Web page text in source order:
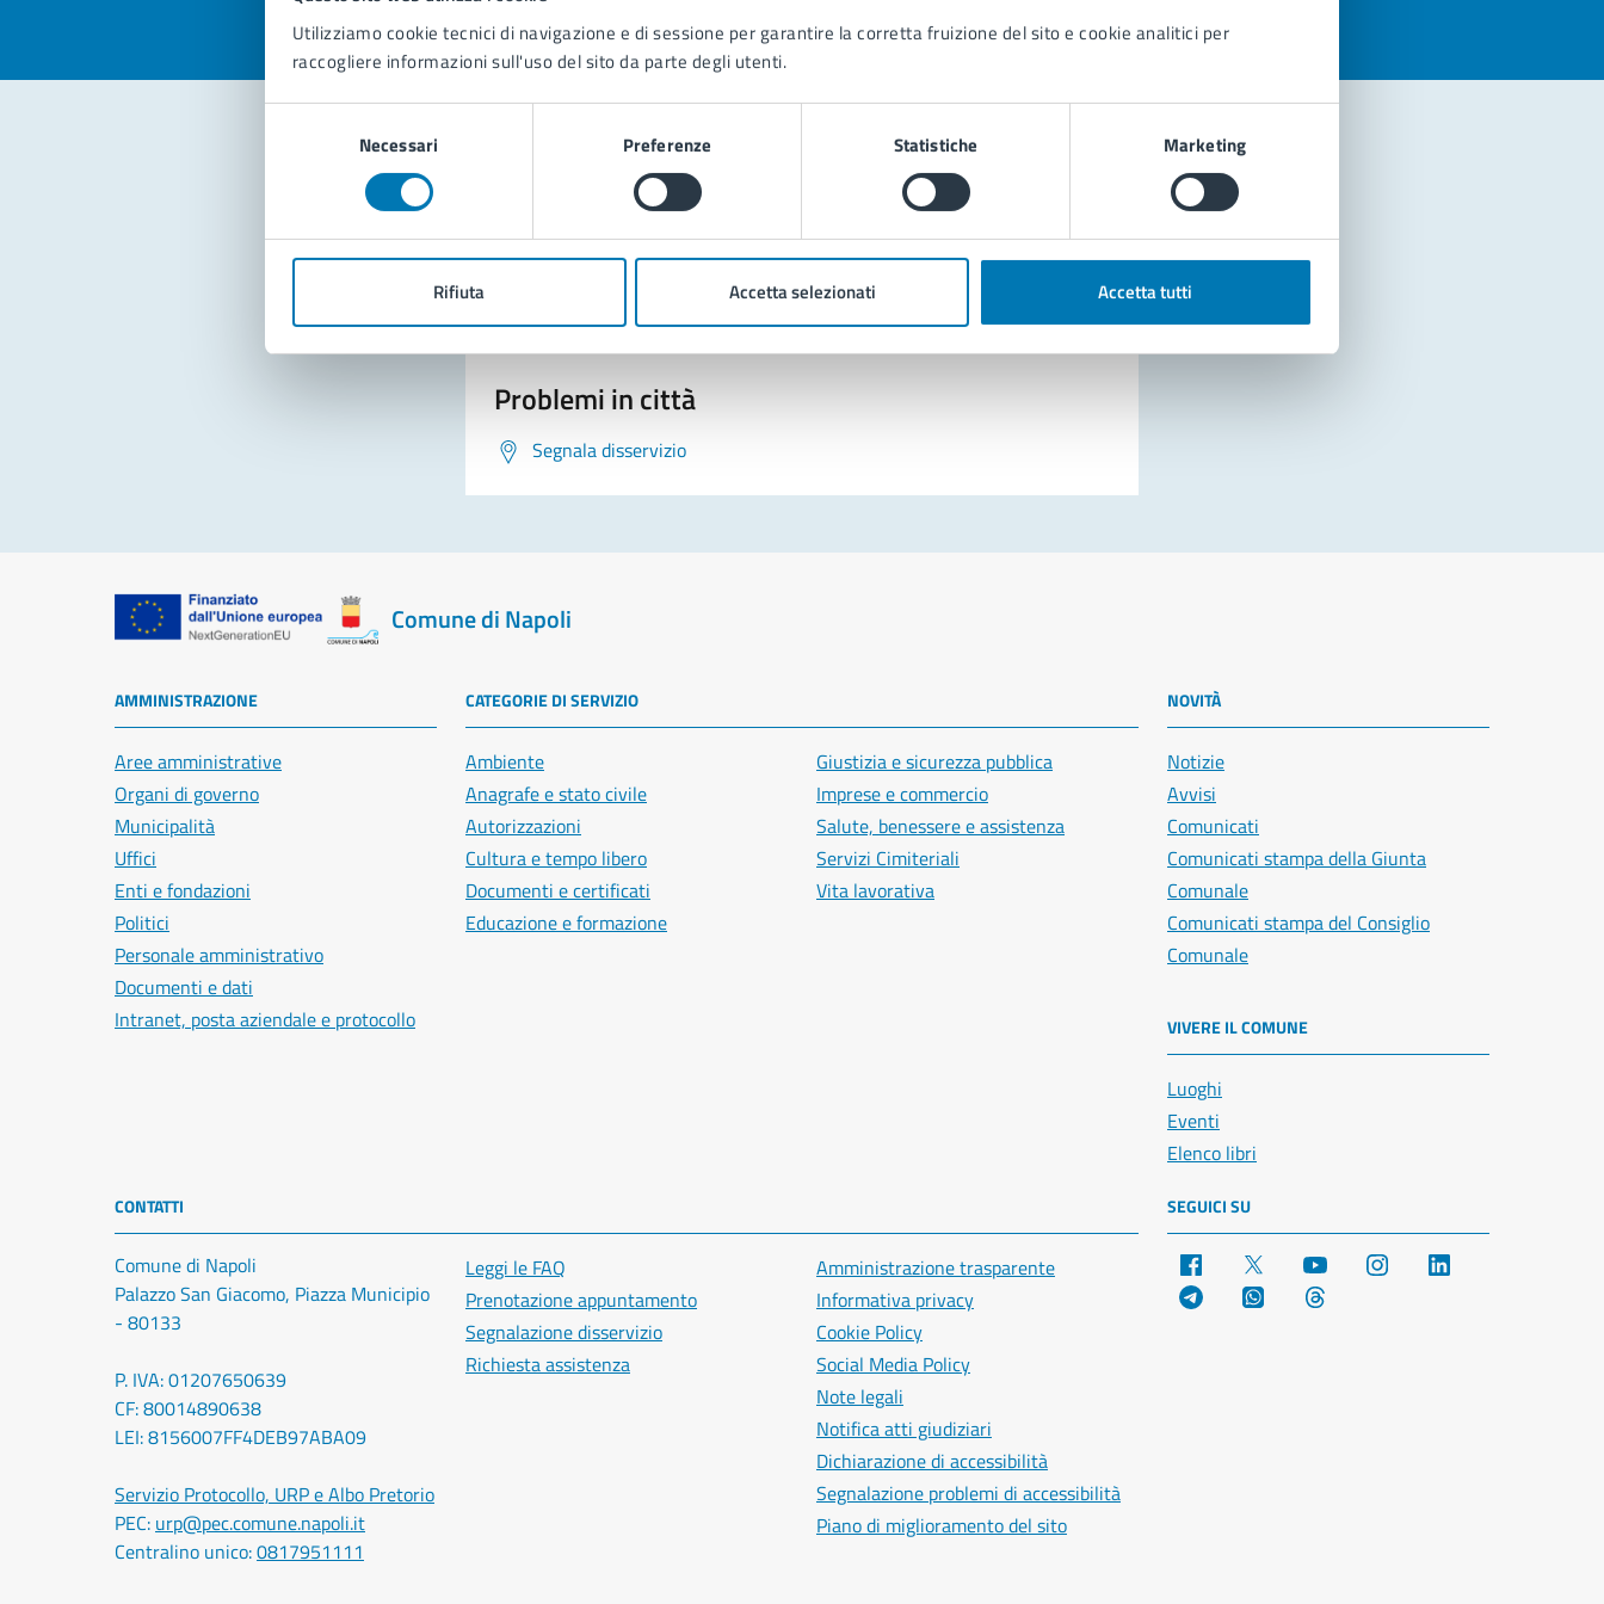
Utilizziamo cookie tecnici di navigazione e di sessione per garantire la corretta fruizione del sito e cookie analitici per
raccogliere informazioni sull'uso del sito da parte degli utenti.
Necessari Preferenze Statistiche Marketing
Rifiuta Accetta selezionati Accetta tutti
Contatta il comune
Leggi le domande frequenti
Prenota appuntamento
Problemi in città
Segnala disservizio
Comune di Napoli
AMMINISTRAZIONE
Aree amministrative
Organi di governo
Municipalità
Uffici
Enti e fondazioni
Politici
Personale amministrativo
Documenti e dati
Intranet, posta aziendale e protocollo
CATEGORIE DI SERVIZIO
Ambiente
Anagrafe e stato civile
Autorizzazioni
Cultura e tempo libero
Documenti e certificati
Educazione e formazione
Giustizia e sicurezza pubblica
Imprese e commercio
Salute, benessere e assistenza
Servizi Cimiteriali
Vita lavorativa
NOVITÀ
Notizie
Avvisi
Comunicati
Comunicati stampa della Giunta
Comunale
Comunicati stampa del Consiglio
Comunale
VIVERE IL COMUNE
Luoghi
Eventi
Elenco libri
CONTATTI
Comune di Napoli
Palazzo San Giacomo, Piazza Municipio
- 80133
P. IVA: 01207650639
CF: 80014890638
LEI: 8156007FF4DEB97ABA09
Servizio Protocollo, URP e Albo Pretorio
PEC: urp@pec.comune.napoli.it
Centralino unico:0817951111
Leggi le FAQ
Prenotazione appuntamento
Segnalazione disservizio
Richiesta assistenza
Amministrazione trasparente
Informativa privacy
Cookie Policy
Social Media Policy
Note legali
Notifica atti giudiziari
Dichiarazione di accessibilità
Segnalazione problemi di accessibilità
Piano di miglioramento del sito
SEGUICI SU
Facebook YouTube Instagram
Telegram WhatsApp